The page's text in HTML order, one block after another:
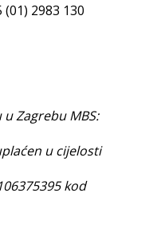
(01) 2983 130
Zagrebu MBS:
u cijelosti
kod